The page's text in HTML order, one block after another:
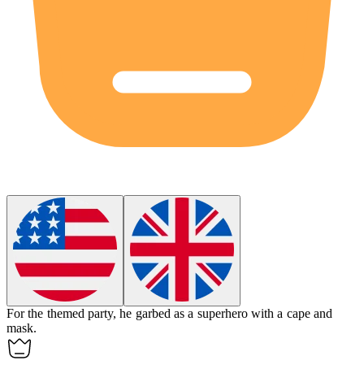
For the themed party, he garbed as a superhero with a cape and
mask.